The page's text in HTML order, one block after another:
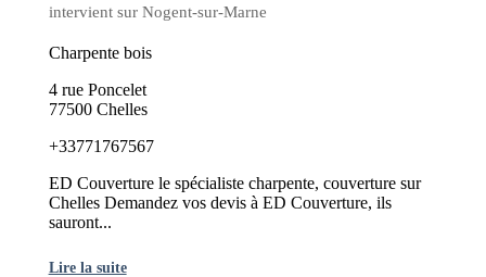
intervient sur Nogent-sur-Marne
Charpente bois
4 rue Poncelet
77500 Chelles
+33771767567
ED Couverture le spécialiste charpente, couverture sur
Chelles Demandez vos devis à ED Couverture, ils
sauront...
Lire la suite